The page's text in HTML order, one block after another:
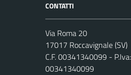
CONTATTI
Via Roma 20
17017 Roccavignale (SV)
C.F. 00341340099 - P.Iva:
00341340099